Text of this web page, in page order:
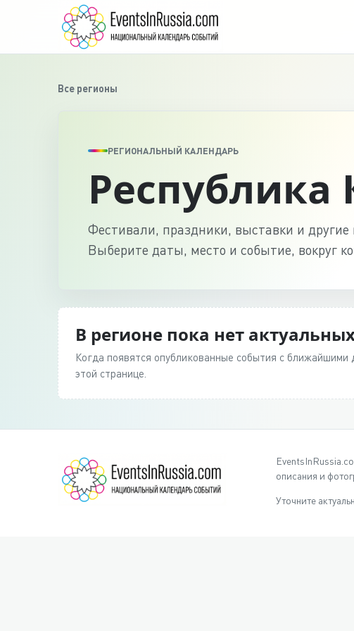
Все регионы
РЕГИОНАЛЬНЫЙ КАЛЕНДАРЬ
Республика
Фестивали, праздники, выставки и другие
Выберите даты, место и событие, вокруг
В регионе пока нет
Когда появятся опубликованные события с ближайшими
этой странице.
описания и
Уточните